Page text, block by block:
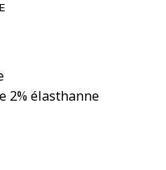
est vide.
2% élasthanne